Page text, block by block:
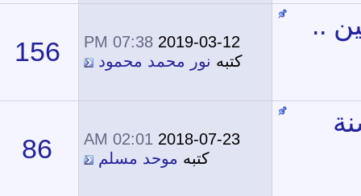
2019-03-12
07:38 PM
نور محمد محمود 156
315,928
02:01 AM
موحد مسلم 86
194,414